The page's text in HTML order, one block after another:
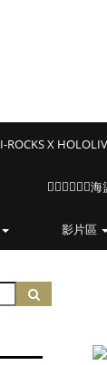
I-ROCKS X
🏴‍☠️🏴‍☠️🏴‍☠️
影片區